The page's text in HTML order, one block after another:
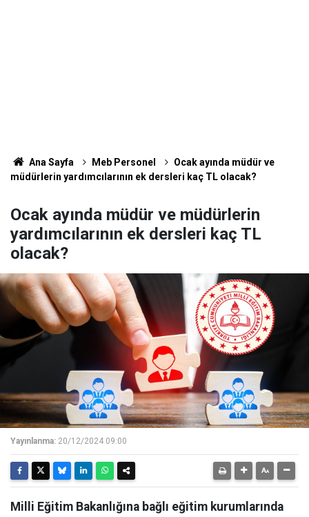
Ana Sayfa Meb Personel
Ocak ayında müdür ve
müdürlerin yardımcılarının ek dersleri kaç TL olacak?
Ocak ayında müdür ve müdürlerin
yardımcılarının ek dersleri kaç TL
olacak?
Yayınlanma: 20/12/2024 09:00
Milli Eğitim Bakanlığına bağlı eğitim kurumlarında